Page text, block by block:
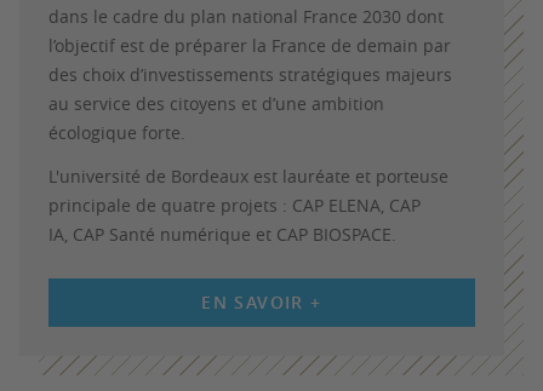
dans le cadre du plan national France 2030 dont
l’objectif est de préparer la France de demain par
des choix d’investissements stratégiques majeurs
au service des citoyens et d’une ambition
écologique forte.
L'université de Bordeaux est lauréate et porteuse
principale de quatre projets : CAP ELENA, CAP
IA, CAP Santé numérique et CAP BIOSPACE.
EN SAVOIR +